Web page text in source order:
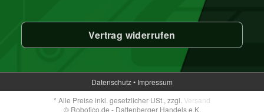
Vertrag widerrufen
Datenschutz• Impressum
* Alle Preise inkl. gesetzlicher USt., zzgl. Versand
© Robotico.de - Dattenberger Handels e.K.